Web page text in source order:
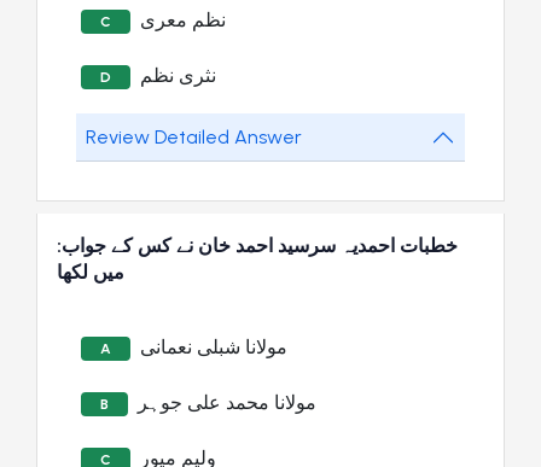
C نظم معری
D نثری نظم
Review Detailed Answer
:خطبات احمدیہ سرسید احمد خان نے کس کے جواب
میں لکھا
A مولانا شبلی نعمانی
B مولانا محمد علی جوہر
C ولیم میور